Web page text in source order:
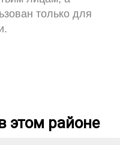
только для
этом районе